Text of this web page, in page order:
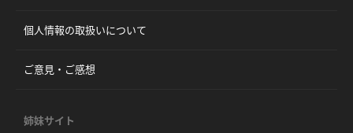
個人情報の取扱いについて
ご意見・ご感想
姉妹サイト